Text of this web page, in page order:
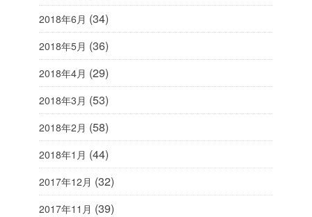
2018年6月 (34)
2018年5月 (36)
2018年4月 (29)
2018年3月 (53)
2018年2月 (58)
2018年1月 (44)
2017年12月 (32)
2017年11月 (39)